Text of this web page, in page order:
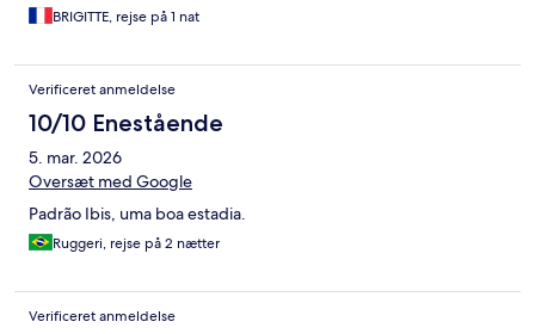
BRIGITTE, rejse på 1 nat
Verificeret anmeldelse
10/10 Enestående
5. mar. 2026
Oversæt med Google
Padrão Ibis, uma boa estadia.
Ruggeri, rejse på 2 nætter
Verificeret anmeldelse